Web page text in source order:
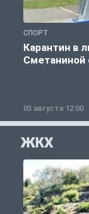
СПОРТ
Карантин в
Сметаниной
05 августа 12:00
ЖКХ